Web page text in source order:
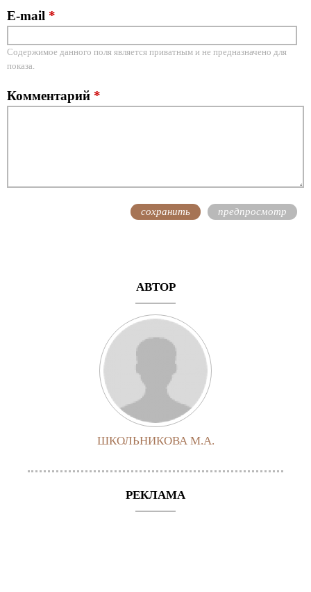
E-mail *
Содержимое данного поля является приватным и не предназначено для
показа.
Комментарий *
АВТОР
ШКОЛЬНИКОВА М.А.
РЕКЛАМА